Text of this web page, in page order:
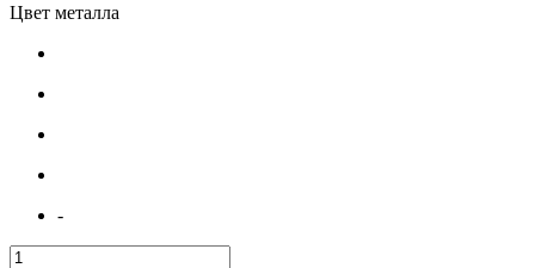
Цвет металла
-